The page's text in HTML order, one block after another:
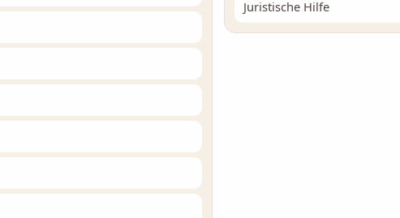
Juristische Hilfe